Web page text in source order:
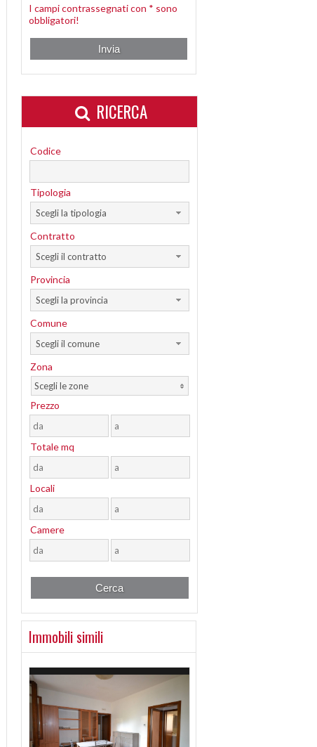
I campi contrassegnati con * sono
obbligatori!
RICERCA
Codice
Tipologia
Scegli la tipologia
Contratto
Scegli il contratto
Provincia
Scegli la provincia
Comune
Scegli il comune
Zona
Scegli le zone
Prezzo
Totale mq
Locali
Camere
Immobili simili